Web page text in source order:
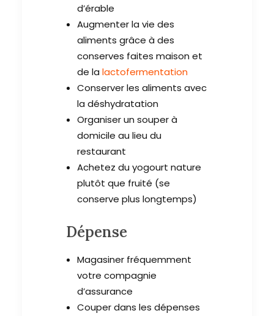
d’érable
Augmenter la vie des
aliments grâce à des
conserves faites maison et
de la lactofermentation
Conserver les aliments avec
la déshydratation
Organiser un souper à
domicile au lieu du
restaurant
Achetez du yogourt nature
plutôt que fruité (se
conserve plus longtemps)
Dépense
Magasiner fréquemment
votre compagnie
d’assurance
Couper dans les dépenses